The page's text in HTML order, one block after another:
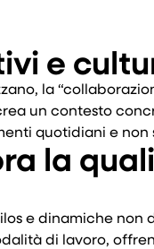
e
la
un contesto
quotidiani e non
la
e dinamiche non
di lavoro,